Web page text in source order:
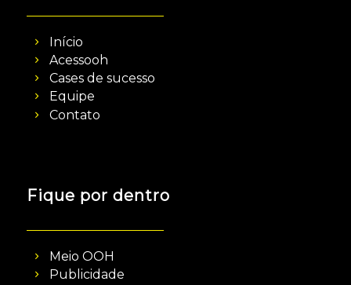
Início
Acessooh
Cases de sucesso
Equipe
Contato
Fique por dentro
Meio OOH
Publicidade